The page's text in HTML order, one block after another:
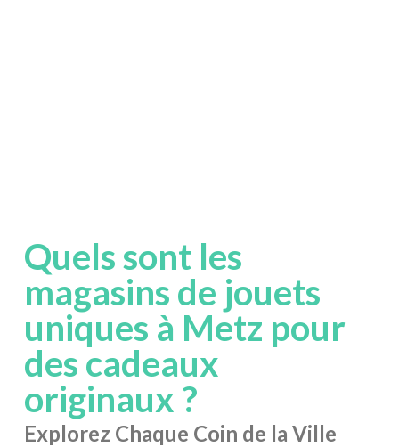
Quels sont les
magasins de jouets
uniques à Metz pour
des cadeaux
originaux ?
Explorez Chaque Coin de la Ville